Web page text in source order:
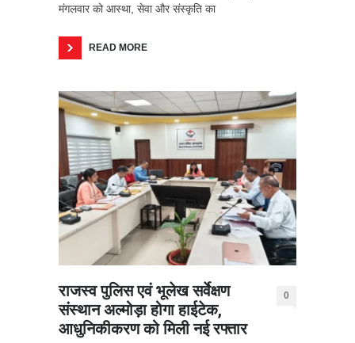
मंगलवार को आस्था, सेवा और संस्कृति का
READ MORE
राजस्व पुलिस एवं भूलेख सर्वेक्षण
संस्थान अल्मोड़ा होगा हाईटेक,
आधुनिकीकरण को मिली नई रफ्तार
0